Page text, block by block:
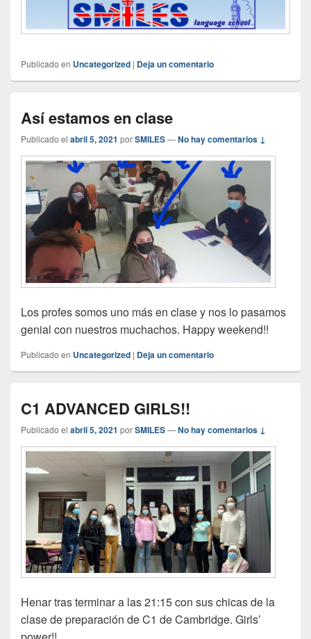
Publicado en Uncategorized | Deja un comentario
Así estamos en clase
Publicado el abril 5, 2021 porSMILES—No hay comentarios ↓
Los profes somos uno más en clase y nos lo pasamos
genial con nuestros muchachos. Happy weekend!!
Publicado en Uncategorized | Deja un comentario
C1 ADVANCED GIRLS!!
Publicado el abril 5, 2021 porSMILES—No hay comentarios ↓
Henar tras terminar a las 21:15 con sus chicas de la
clase de preparación de C1 de Cambridge. Girls’